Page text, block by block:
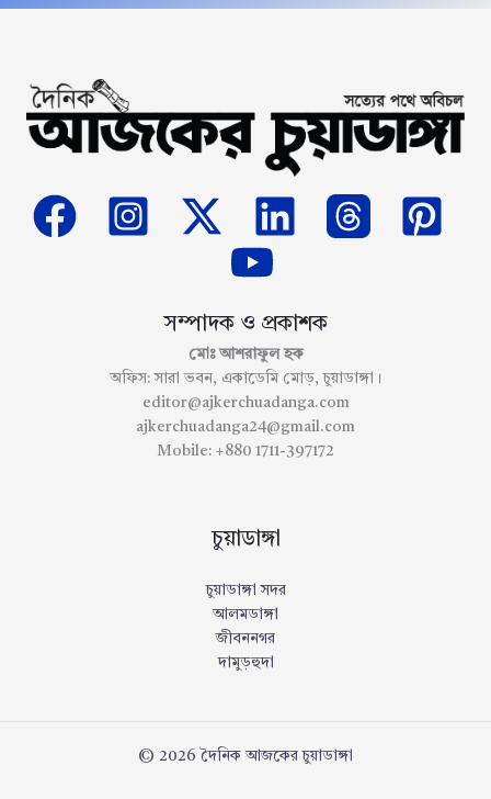
সম্পাদক ও প্রকাশক
মোঃ আশরাফুল হক
অফিস: সারা ভবন, একাডেমি মোড়, চুয়াডাঙ্গা।
editor@ajkerchuadanga.com
ajkerchuadanga24@gmail.com
Mobile: +880 1711-397172
চুয়াডাঙ্গা
চুয়াডাঙ্গা সদর
আলমডাঙ্গা
জীবননগর
দামুড়হুদা
© 2026 দৈনিক আজকের চুয়াডাঙ্গা